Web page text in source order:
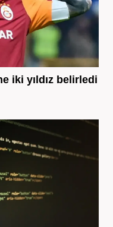
iki yıldız belirledi